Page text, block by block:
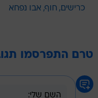
כרישים חוף אבו נפחא
טרם התפרסמו